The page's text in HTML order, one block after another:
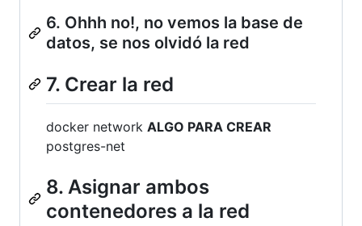
6. Ohhh no!, no vemos la base de
datos, se nos olvidó la red
7. Crear la red
docker network ALGO PARA CREAR
postgres-net
8. Asignar ambos
contenedores a la red